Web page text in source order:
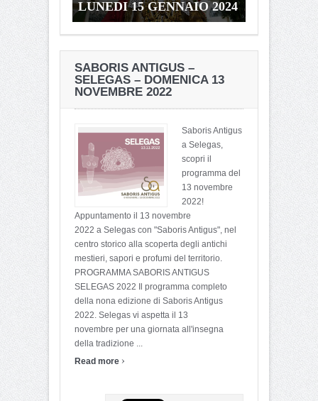
PASSIO SANCTI EPHISI –
CAGLIARI e PULA –
LUNEDI 15 GENNAIO 2024
AUTUNNO IN BARBAGIA
– TETI – 16-17
SETTEMBRE 2023
SABORIS ANTIGUS –
SELEGAS – DOMENICA 13
NOVEMBRE 2022
Saboris Antigus
a Selegas,
scopri il
programma del
13 novembre
2022!
Appuntamento il 13 novembre
2022 a Selegas con "Saboris Antigus", nel
centro storico alla scoperta degli antichi
mestieri, sapori e profumi del territorio.
PROGRAMMA SABORIS ANTIGUS
SELEGAS 2022 Il programma completo
della nona edizione di Saboris Antigus
2022. Selegas vi aspetta il 13
novembre per una giornata all'insegna
della tradizione ...
Read more ›